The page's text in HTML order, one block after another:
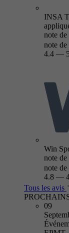
INSA
note de
note
4.4 —
Win
note de
note
4.8 —
Tous les avis
09